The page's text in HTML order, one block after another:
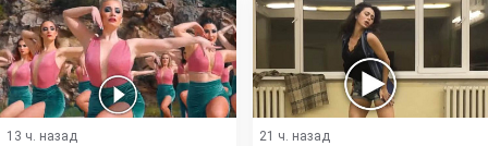
13 ч. назад
21 ч. назад